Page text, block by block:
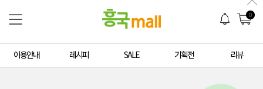
0
이용안내 레시피 SALE 기획전 리뷰